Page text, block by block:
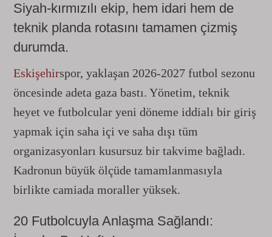
Siyah-kırmızılı ekip, hem idari hem de
teknik planda rotasını tamamen çizmiş
durumda.
Eskişehirspor, yaklaşan 2026-2027 futbol sezonu
öncesinde adeta gaza bastı. Yönetim, teknik
heyet ve futbolcular yeni döneme iddialı bir giriş
yapmak için saha içi ve saha dışı tüm
organizasyonları kusursuz bir takvime bağladı.
Kadronun büyük ölçüde tamamlanmasıyla
birlikte camiada moraller yüksek.
20 Futbolcuyla Anlaşma Sağlandı: